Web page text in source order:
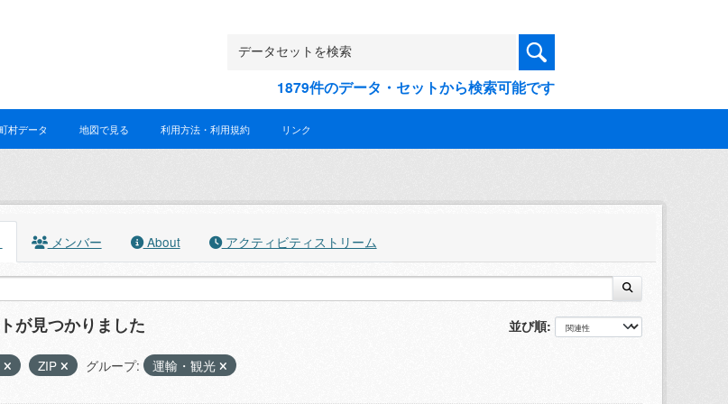
1879件のデータ・セットから検索可能です
村データ 地図で見る 利用方法・利用規約 リンク
メンバー About アクティビティストリーム
並び順
が見つかりました
ZIP グループ: 運輸・観光